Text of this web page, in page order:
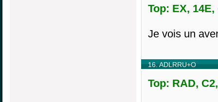
Top: EX,
Je vois un
16. ADLRRU+O
Top: RAD,